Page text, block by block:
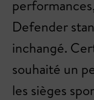
Defender
inchangé.
souhaité un
les sièges